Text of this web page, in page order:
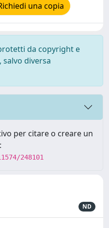
una copia
da copyright e
diversa
per citare o creare un
248101
ND